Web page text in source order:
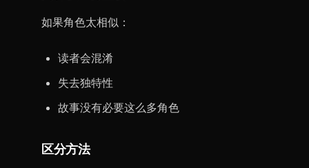
如果角色太相似：
读者会混淆
失去独特性
故事没有必要这么多角色
区分方法